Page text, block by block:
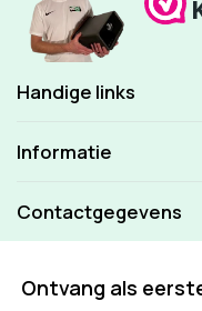
Handige links
Informatie
Contactgegevens
Ontvang als